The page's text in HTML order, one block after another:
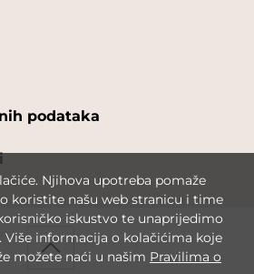
podataka
Njihova upotreba pomaže
koristite našu web stranicu i time
iskustvo te unaprijedimo
Više informacija o kolačićima koje
možete naći u našim Pravilima o